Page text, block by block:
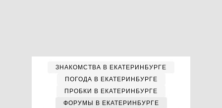
ЗНАКОМСТВА В ЕКАТЕРИНБУРГЕ
ПОГОДА В ЕКАТЕРИНБУРГЕ
ПРОБКИ В ЕКАТЕРИНБУРГЕ
ФОРУМЫ В ЕКАТЕРИНБУРГЕ